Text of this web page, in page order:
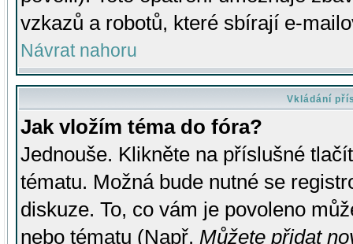
vzkazů a robotů, které sbírají e-
Návrat nahoru
Vkládání
Jak vložím téma do fóra?
Jednouše. Klikněte na příslušné
tématu. Možná bude nutné se
diskuze. To, co vám je povoleno
nebo tématu (Např. Můžete přidat